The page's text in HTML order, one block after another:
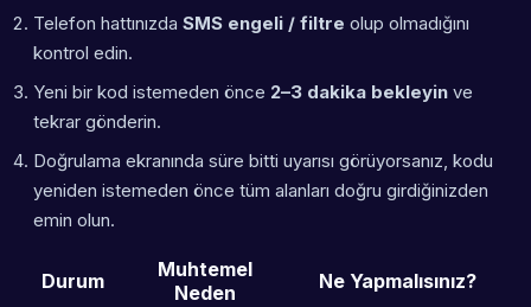
Telefon hattınızda SMS engeli / filtre olup olmadığını
kontrol edin.
Yeni bir kod istemeden önce 2–3 dakika bekleyin ve
tekrar gönderin.
Doğrulama ekranında süre bitti uyarısı görüyorsanız, kodu
yeniden istemeden önce tüm alanları doğru girdiğinizden
emin olun.
Durum
Muhtemel
Neden
Ne Yapmalısınız?